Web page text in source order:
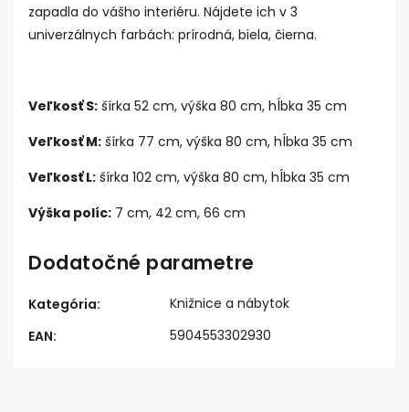
zapadla do vášho interiéru. Nájdete ich v 3
univerzálnych farbách: prírodná, biela, čierna.
Veľkosť S: šírka 52 cm, výška 80 cm, hĺbka 35 cm
Veľkosť M: šírka 77 cm, výška 80 cm, hĺbka 35 cm
Veľkosť L: šírka 102 cm, výška 80 cm, hĺbka 35 cm
Výška políc: 7 cm, 42 cm, 66 cm
Dodatočné parametre
Kategória:
Knižnice a nábytok
EAN: 5904553302930